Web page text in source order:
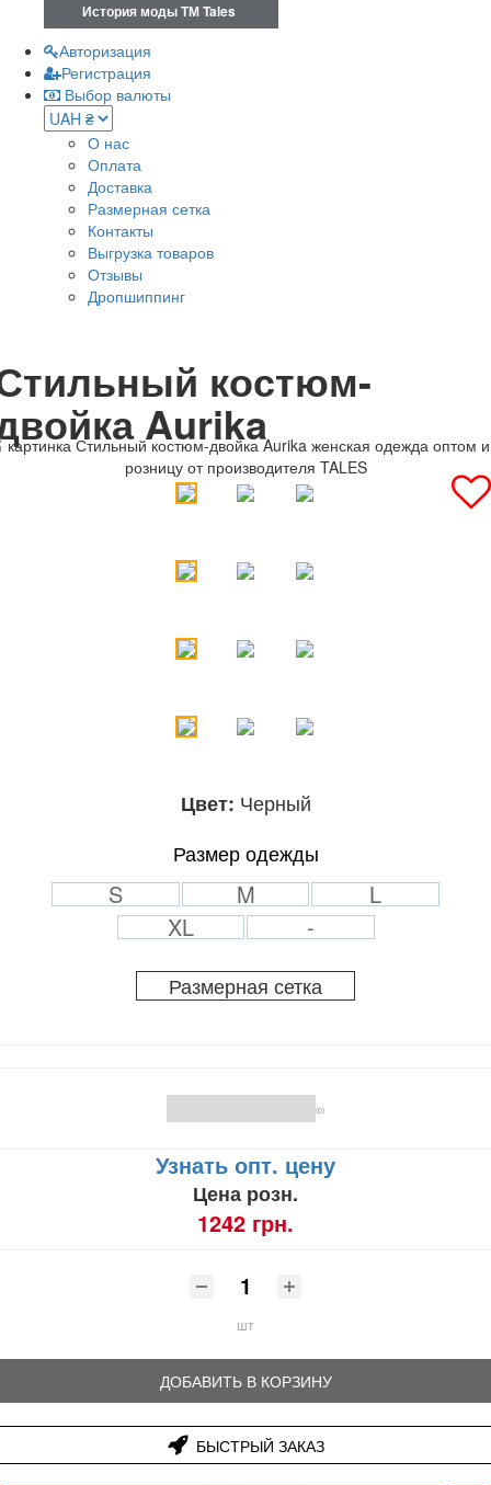
История моды ТМ Tales
Авторизация
Регистрация
Выбор валюты
О нас
Оплата
Доставка
Размерная сетка
Контакты
Выгрузка товаров
Отзывы
Дропшиппинг
костюм-
Aurika
Цвет: Черный
Размер одежды
S M
L
XL
-
Размерная сетка
(0)
Узнать опт. цену
Цена розн.
1242 грн.
шт
ДОБАВИТЬ В КОРЗИНУ
БЫСТРЫЙ ЗАКАЗ